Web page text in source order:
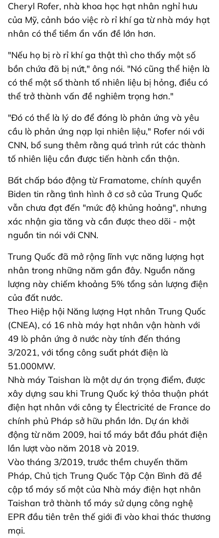
Cheryl Rofer, nhà khoa học hạt nhân nghỉ hưu
của Mỹ, cảnh báo việc rò rỉ khí ga từ nhà máy hạt
nhân có thể tiềm ẩn vấn đề lớn hơn.
"Nếu họ bị rò rỉ khí ga thật thì cho thấy một số
bồn chứa đã bị nứt," ông nói. "Nó cũng thể hiện là
có thể một số thành tố nhiên liệu bị hỏng, điều có
thể trở thành vấn đề nghiêm trọng hơn."
"Đó có thể là lý do để đóng lò phản ứng và yêu
cầu lò phản ứng nạp lại nhiên liệu," Rofer nói với
CNN, bổ sung thêm rằng quá trình rút các thành
tố nhiên liệu cần được tiến hành cẩn thận.
Bất chấp báo động từ Framatome, chính quyền
Biden tin rằng tình hình ở cơ sở của Trung Quốc
vẫn chưa đạt đến "mức độ khủng hoảng", nhưng
xác nhận gia tăng và cần được theo dõi - một
nguồn tin nói với CNN.
Trung Quốc đã mở rộng lĩnh vực năng lượng hạt
nhân trong những năm gần đây. Nguồn năng
lượng này chiếm khoảng 5% tổng sản lượng điện
của đất nước.
Theo Hiệp hội Năng lượng Hạt nhân Trung Quốc
(CNEA), có 16 nhà máy hạt nhân vận hành với
49 lò phản ứng ở nước này tính đến tháng
3/2021, với tổng công suất phát điện là
51.000MW.
Nhà máy Taishan là một dự án trọng điểm, được
xây dựng sau khi Trung Quốc ký thỏa thuận phát
điện hạt nhân với công ty Électricité de France do
chính phủ Pháp sở hữu phần lớn. Dự án khởi
động từ năm 2009, hai tổ máy bắt đầu phát điện
lần lượt vào năm 2018 và 2019.
Vào tháng 3/2019, trước thềm chuyến thăm
Pháp, Chủ tịch Trung Quốc Tập Cận Bình đã đề
cập tổ máy số một của Nhà máy điện hạt nhân
Taishan trở thành tổ máy sử dụng công nghệ
EPR đầu tiên trên thế giới đi vào khai thác thương
mại.